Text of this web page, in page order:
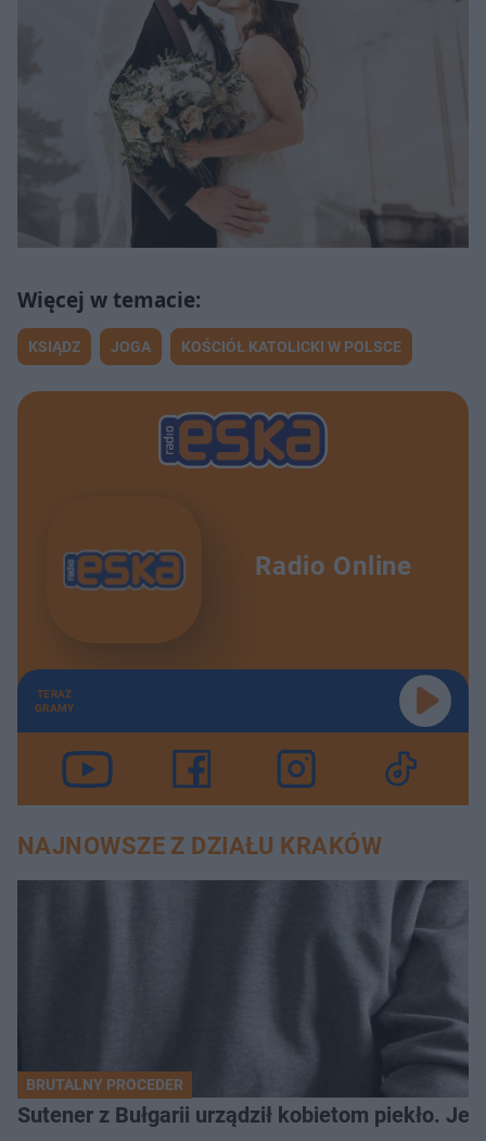
KSIĄDZ JOGA KOŚCIÓŁ KATOLICKI W POLSCE
Radio Online
TERAZ
GRAMY
NAJNOWSZE Z DZIAŁU KRAKÓW
BRUTALNY PROCEDER
Sutener z Bułgarii urządził kobietom piekło.